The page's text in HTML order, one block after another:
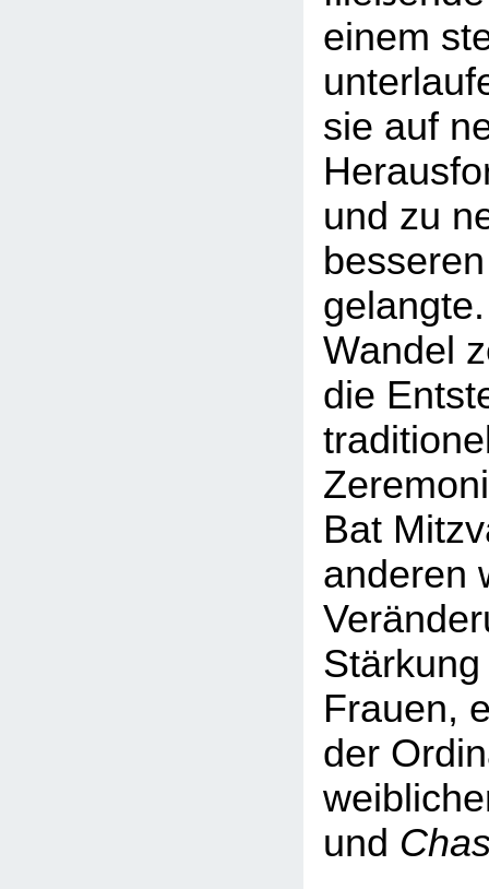
einem
sie auf
und zu
Wandel
die
Bat
anderen
Frauen,
der
und